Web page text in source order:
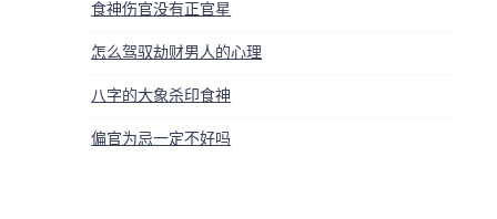
食神伤官没有正官星
怎么驾驭劫财男人的心理
八字的大象杀印食神
偏官为忌一定不好吗